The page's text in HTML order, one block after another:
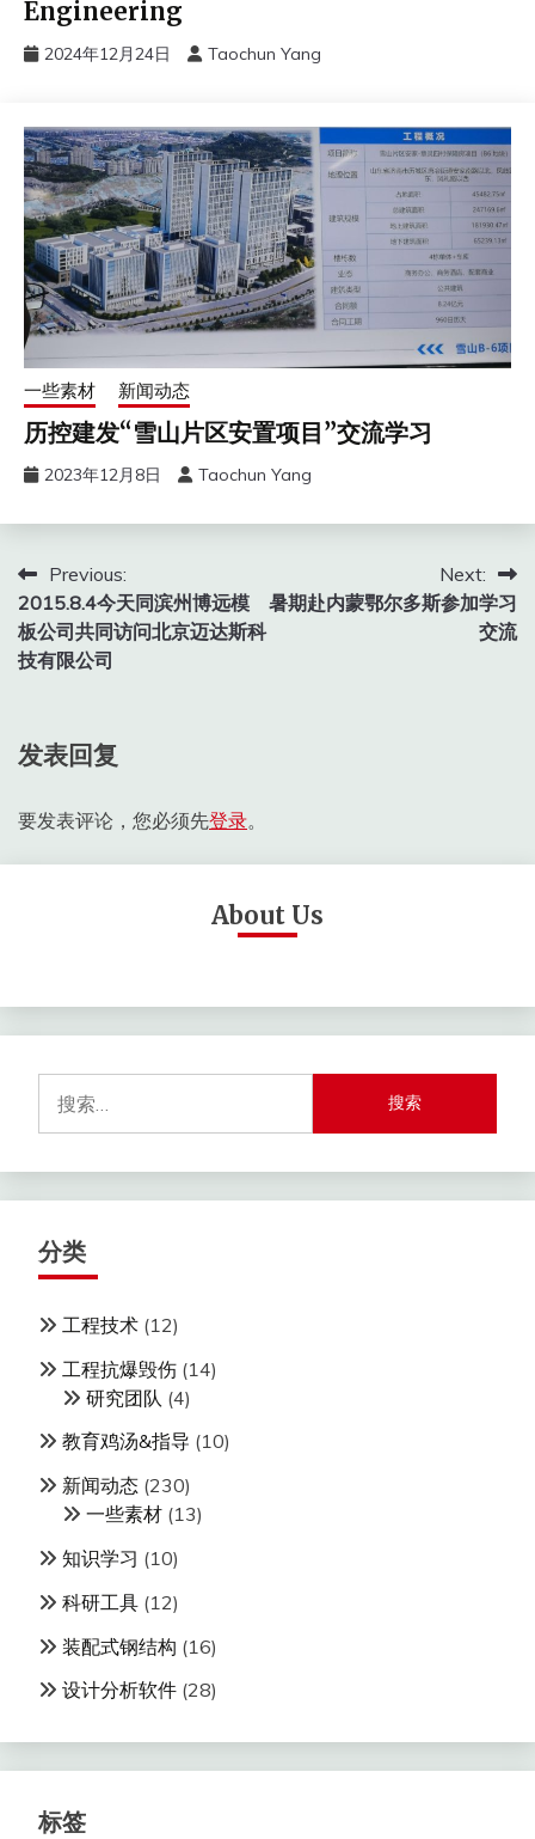
Engineering
2024年12月24日 Taochun Yang
一些素材 新闻动态
历控建发“雪山片区安置项目”交流学习
2023年12月8日 Taochun Yang
文
章
导
Previous:
2015.8.4今天同滨州博远模
板公司共同访问北京迈达斯科
技有限公司
Next:
暑期赴内蒙鄂尔多斯参加学习
交流
发表回复
要发表评论，您必须先登录。
About Us
索：
分类
工程技术 (12)
工程抗爆毁伤 (14)
研究团队 (4)
教育鸡汤&指导 (10)
新闻动态 (230)
一些素材 (13)
知识学习 (10)
科研工具 (12)
装配式钢结构 (16)
设计分析软件 (28)
标签